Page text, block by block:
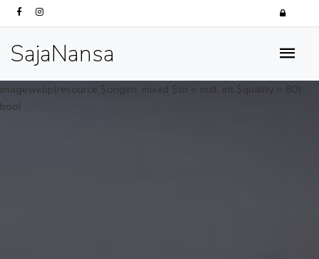
SajaNansa
imagewebp(resource $origen, mixed $to = null, int $quality = 80):
bool